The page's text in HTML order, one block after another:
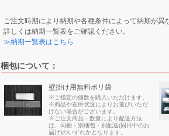
ご注文時期により納期や各種条件によって納期が異
詳しくは納期一覧表をご確認ください。
≫納期一覧表はこちら
梱包について：
壁掛け用無料ポリ袋
※ご指定の個数を購入いただけます。
※商品や在庫状況によりお選びいただ
けない場合がございます。
※ご注文商品・数量により配送方法
は、同梱・別梱包・別配送(同日中のお
届け)のいずれかとなります。